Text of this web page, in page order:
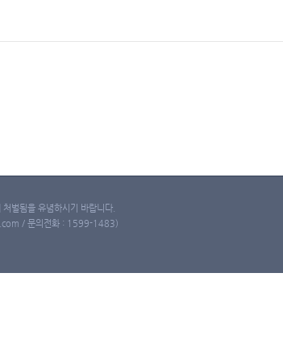
벌됨을 유념하시기 바랍니다.
/ 문의전화 : 1599-1483)